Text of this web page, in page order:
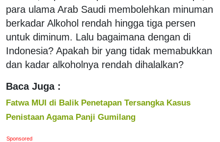
para ulama Arab Saudi membolehkan minuman
berkadar Alkohol rendah hingga tiga persen
untuk diminum. Lalu bagaimana dengan di
Indonesia? Apakah bir yang tidak memabukkan
dan kadar alkoholnya rendah dihalalkan?
Baca Juga :
Fatwa MUI di Balik Penetapan Tersangka Kasus
Penistaan Agama Panji Gumilang
Sponsored